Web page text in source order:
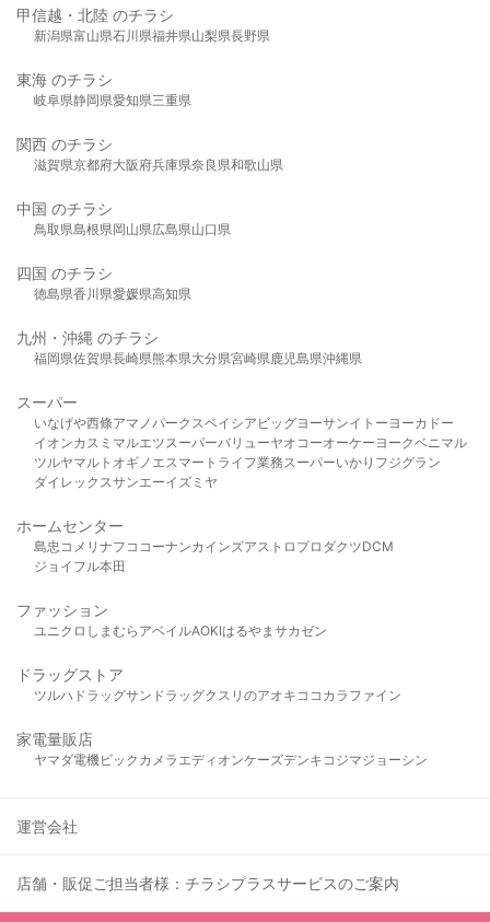
甲信越・北陸 のチラシ
新潟県富山県石川県福井県山梨県長野県
東海 のチラシ
岐阜県静岡県愛知県三重県
関西 のチラシ
滋賀県京都府大阪府兵庫県奈良県和歌山県
中国 のチラシ
鳥取県島根県岡山県広島県山口県
四国 のチラシ
徳島県香川県愛媛県高知県
九州・沖縄 のチラシ
福岡県佐賀県長崎県熊本県大分県宮崎県鹿児島県沖縄県
スーパー
いなげや西條アマノパークスベイシア ビッグヨーサンイトーヨーカドー
イオンカスミ マルエツスーパーバリューヤオコーオーケー ヨークベニマル
ツルヤマルト オギノ エスマート ライフ業務スーパーいかり フジグラン
ダイレックスサンエーイズミヤ
ホームセンター
島忠 コメリ ナフコ コーナンカインズアストロプロダクツDCM
ジョイフル本田
ファッション
ユニクロ しまむら アベイルAOKIはるやま サカゼン
ドラッグストア
ツルハドラッグサンドラッグクスリのアオキ ココカラファイン
家電量販店
ヤマダ電機ビックカメラ エディオンケーズデンキ コジマジョーシン
運営会社
店舗・販促ご担当者様：チラシプラスサービスのご案内